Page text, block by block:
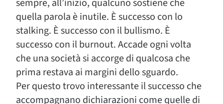
sempre, all’inizio, qualcuno sostiene che
quella parola è inutile. È successo con lo
stalking. È successo con il bullismo. È
successo con il burnout. Accade ogni volta
che una società si accorge di qualcosa che
prima restava ai margini dello sguardo.
Per questo trovo interessante il successo che
accompagnano dichiarazioni come quelle di